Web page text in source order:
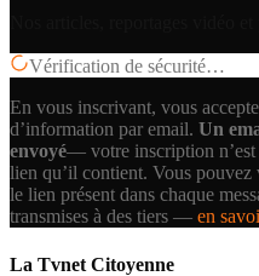
Vérification de sécurité…
En vous inscrivant, vous
d’information par email. Un
envoyé— votre inscription n’est
lien qu’il contient. Vous pouvez
le lien présent dans chaque
transmises à des tiers — en
La Tvnet Citoyenne